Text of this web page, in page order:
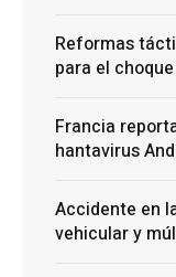
Reformas
para el
Francia
hantavirus
Accidente en
vehicular y